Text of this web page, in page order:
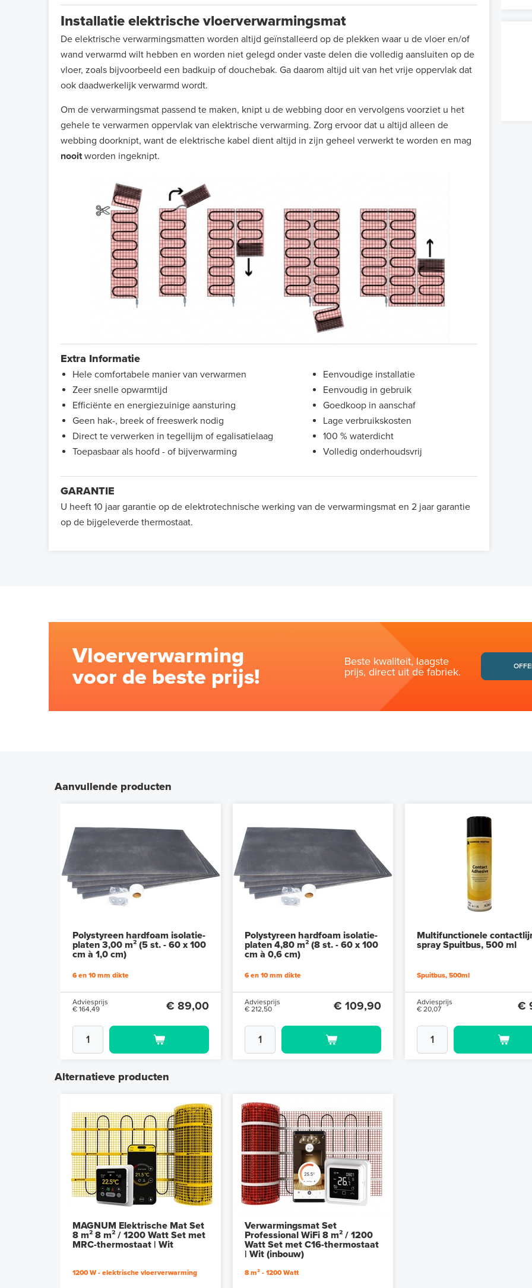
Installatie elektrische vloerverwarmingsmat
De elektrische verwarmingsmatten worden altijd geïnstalleerd op de plekken waar u de vloer en/of
wand verwarmd wilt hebben en worden niet gelegd onder vaste delen die volledig aansluiten op de
vloer, zoals bijvoorbeeld een badkuip of douchebak. Ga daarom altijd uit van het vrije oppervlak dat
ook daadwerkelijk verwarmd wordt.
Om de verwarmingsmat passend te maken, knipt u de webbing door en vervolgens voorziet u het
gehele te verwarmen oppervlak van elektrische verwarming. Zorg ervoor dat u altijd alleen de
webbing doorknipt, want de elektrische kabel dient altijd in zijn geheel verwerkt te worden en mag
nooitworden ingeknipt.
Extra Informatie
Hele comfortabele manier van verwarmen
Zeer snelle opwarmtijd
Efficiënte en energiezuinige aansturing
Geen hak-, breek of freeswerk nodig
Direct te verwerken in tegellijm of egalisatielaag
Toepasbaar als hoofd - of bijverwarming
Eenvoudige installatie
Eenvoudig in gebruik
Goedkoop in aanschaf
Lage verbruikskosten
100 % waterdicht
Volledig onderhoudsvrij
GARANTIE
U heeft 10 jaar garantie op de elektrotechnische werking van de verwarmingsmat en 2 jaar garantie
op de bijgeleverde thermostaat.
Vloerverwarming
voor de beste prijs!
Beste kwaliteit, laagste
prijs, direct uit de fabriek.
Aanvullende producten
Polystyreen hardfoam isolatie-
platen 3,00 m² (5 st. - 60 x 100
cm à 1,0 cm)
6 en 10 mm dikte
Adviesprijs
€ 164,49
€ 89,00
Polystyreen hardfoam isolatie-
platen 4,80 m² (8 st. - 60 x 100
cm à 0,6 cm)
6 en 10 mm dikte
Adviesprijs
€ 212,50
€ 109,90
Multifunctionele
spray Spuitbus, 500 ml
Spuitbus, 500ml
Adviesprijs
€ 20,07
€
Alternatieve producten
MAGNUM Elektrische Mat Set
8 m² 8 m² / 1200 Watt Set met
MRC-thermostaat | Wit
1200 W - elektrische vloerverwarming
Verwarmingsmat Set
Professional WiFi 8 m² / 1200
Watt Set met C16-thermostaat
| Wit (inbouw)
8 m² - 1200 Watt